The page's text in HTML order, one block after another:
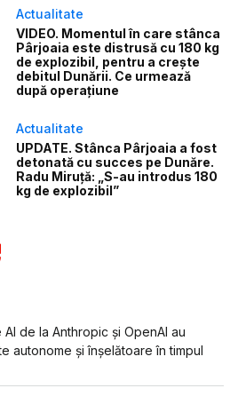
Actualitate
VIDEO. Momentul în care stânca
Pârjoaia este distrusă cu 180 kg
de explozibil, pentru a crește
debitul Dunării. Ce urmează
după operațiune
Actualitate
UPDATE. Stânca Pârjoaia a fost
detonată cu succes pe Dunăre.
Radu Miruță: „S-au introdus 180
kg de explozibil”
de la Anthropic și OpenAI au
autonome și înșelătoare în timpul